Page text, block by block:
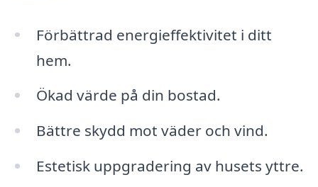
Förbättrad energieffektivitet i ditt
hem.
Ökad värde på din bostad.
Bättre skydd mot väder och vind.
Estetisk uppgradering av husets yttre.